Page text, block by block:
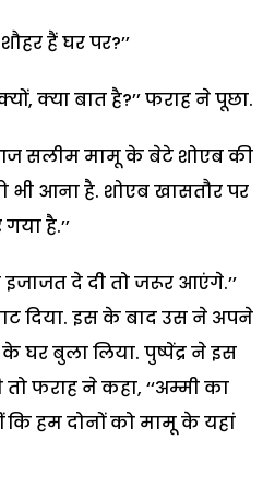
हैं घर पर?’’
क्या बात है?’’ फराह ने पूछा.
आज सलीम मामू के बेटे शोएब की
भी आना है. शोएब खासतौर पर
है.’’
दे दी तो जरूर आएंगे.’’
दिया. इस के बाद उस ने अपने
घर बुला लिया. पुष्पेंद्र ने इस
फराह ने कहा, ‘‘अम्मी का
कि हम दोनों को मामू के यहां